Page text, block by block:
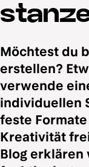
Möchtest du
erstellen?
verwende
individuellen
feste
Kreativität
Blog erklären